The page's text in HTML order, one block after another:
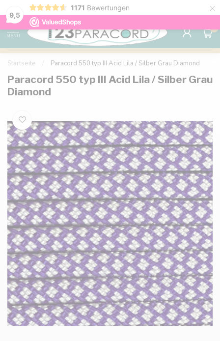
9,5
1171 Bewertungen ×
Kostenlose Lieferung nach Hause ab 150 €
MENU
0
Startseite Paracord 550 typ III Acid Lila / Silber Grau Diamond
Paracord 550 typ III Acid Lila / Silber Grau
Diamond